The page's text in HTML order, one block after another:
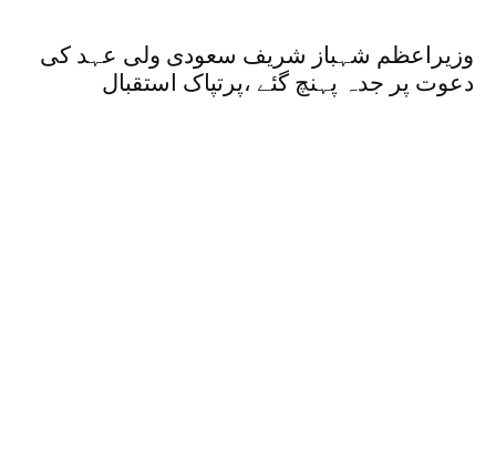
وزیراعظم شہباز شریف سعودی ولی عہد کی
دعوت پر جدہ پہنچ گئے ،پرتپاک استقبال